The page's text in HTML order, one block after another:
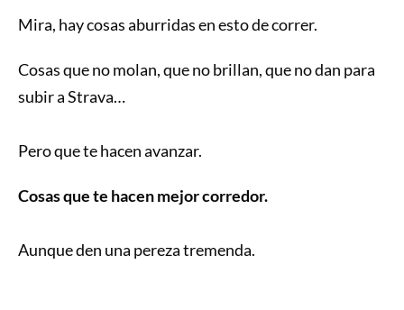
Mira, hay cosas aburridas en esto de correr.
Cosas que no molan, que no brillan, que no dan para
subir a Strava…
Pero que te hacen avanzar.
Cosas que te hacen mejor corredor.
Aunque den una pereza tremenda.